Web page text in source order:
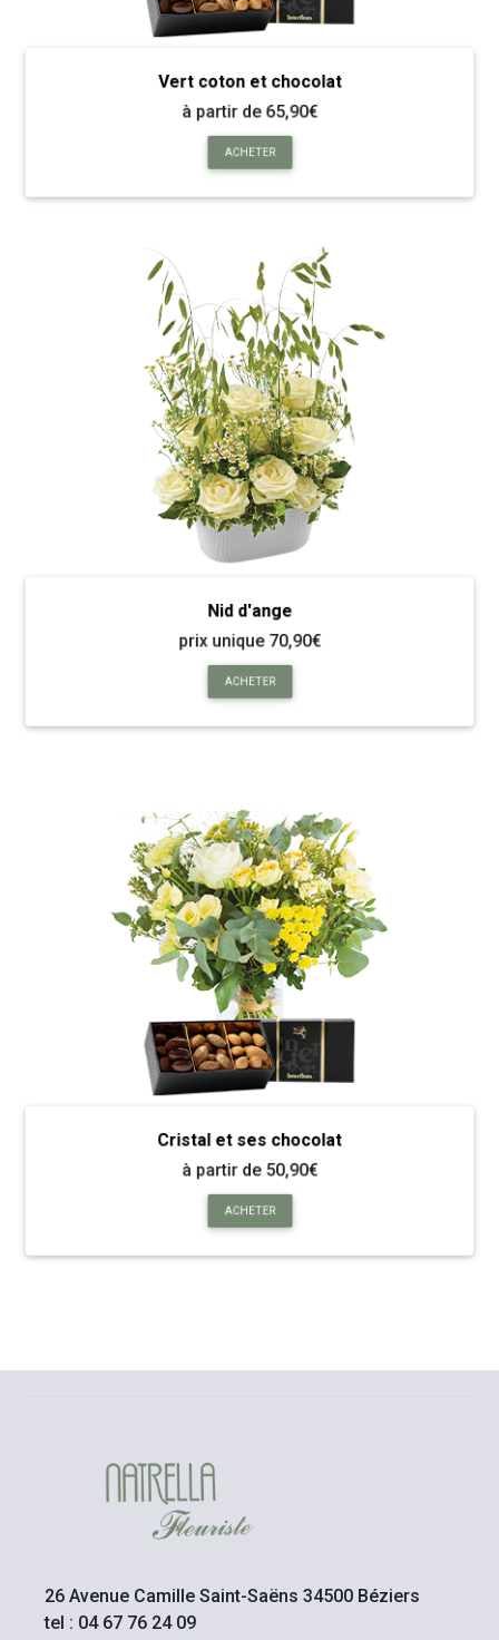
Vert coton et chocolat
à partir de 65,90€
ACHETER
Nid d'ange
prix unique 70,90€
ACHETER
Cristal et ses chocolat
à partir de 50,90€
ACHETER
26 Avenue Camille Saint-Saëns 34500 Béziers
tel : 04 67 76 24 09